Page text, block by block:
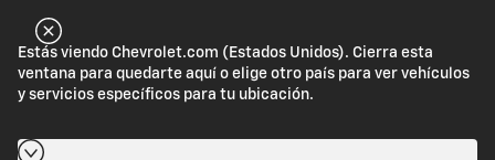
Estás viendo Chevrolet.com (Estados Unidos). Cierra esta
ventana para quedarte aquí o elige otro país para ver vehículos
y servicios específicos para tu ubicación.